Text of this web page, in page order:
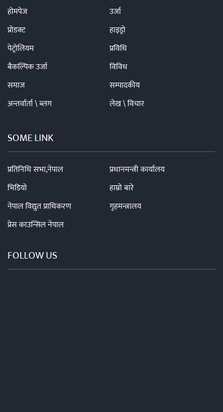
होमपेज
उर्जा
प्रोडक्ट
हाइड्रो
पेट्रोलियम
प्रविधि
बैकल्पिक उर्जा
विविध
समाज
सम्पादकीय
अन्तर्वार्ता \ ब्लग
लेख \ विचार
SOME LINK
प्रतिनिधि सभा,नेपाल
प्रधानमन्त्री कार्यालय
भिडियो
हाम्रो बारे
नेपाल विद्युत प्राधिकरण
गृहमन्त्रालय
प्रेस काउन्सिल नेपाल
FOLLOW US